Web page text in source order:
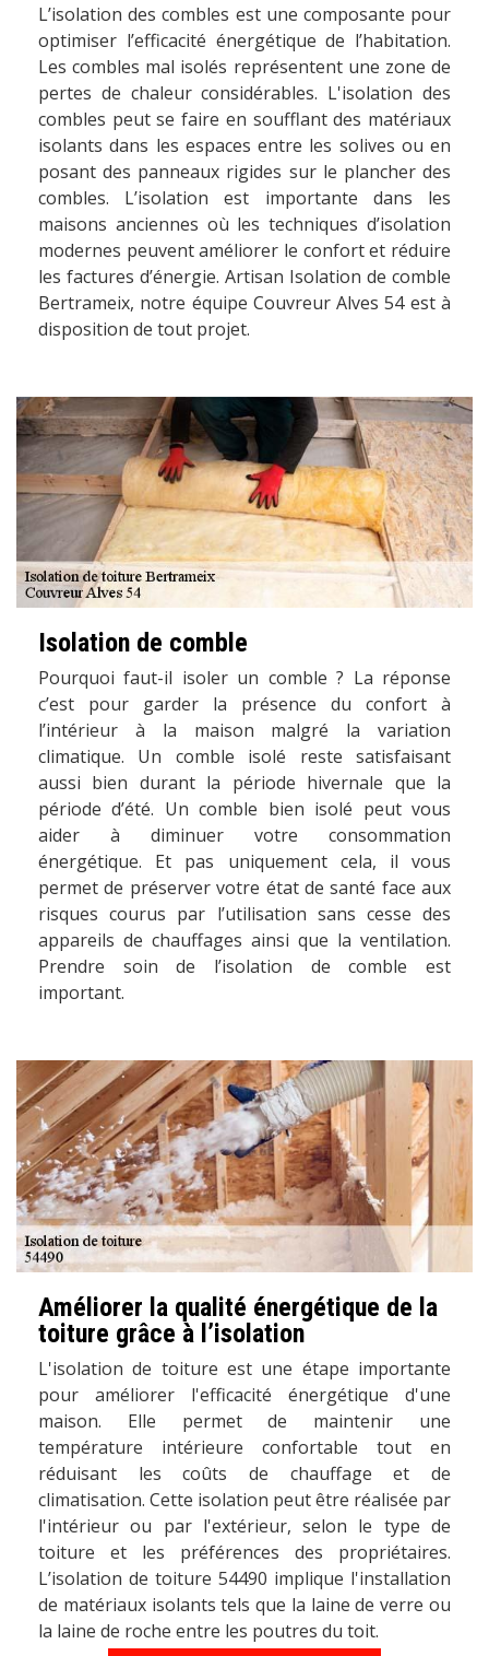
L’isolation des combles est une composante pour
optimiser l’efficacité énergétique de l’habitation.
Les combles mal isolés représentent une zone de
pertes de chaleur considérables. L'isolation des
combles peut se faire en soufflant des matériaux
isolants dans les espaces entre les solives ou en
posant des panneaux rigides sur le plancher des
combles. L’isolation est importante dans les
maisons anciennes où les techniques d’isolation
modernes peuvent améliorer le confort et réduire
les factures d’énergie. Artisan Isolation de comble
Bertrameix, notre équipe Couvreur Alves 54 est à
disposition de tout projet.
Isolation de comble
Pourquoi faut-il isoler un comble ? La réponse
c’est pour garder la présence du confort à
l’intérieur à la maison malgré la variation
climatique. Un comble isolé reste satisfaisant
aussi bien durant la période hivernale que la
période d’été. Un comble bien isolé peut vous
aider à diminuer votre consommation
énergétique. Et pas uniquement cela, il vous
permet de préserver votre état de santé face aux
risques courus par l’utilisation sans cesse des
appareils de chauffages ainsi que la ventilation.
Prendre soin de l’isolation de comble est
important.
Améliorer la qualité énergétique de la
toiture grâce à l’isolation
L'isolation de toiture est une étape importante
pour améliorer l'efficacité énergétique d'une
maison. Elle permet de maintenir une
température intérieure confortable tout en
réduisant les coûts de chauffage et de
climatisation. Cette isolation peut être réalisée par
l'intérieur ou par l'extérieur, selon le type de
toiture et les préférences des propriétaires.
L’isolation de toiture 54490 implique l'installation
de matériaux isolants tels que la laine de verre ou
la laine de roche entre les poutres du toit.